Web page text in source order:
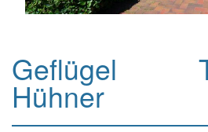
Geflügel
Hühner